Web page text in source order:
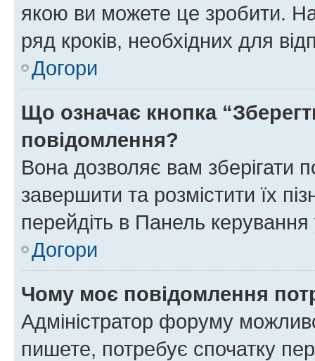
якою ви можете це зробити.
ряд кроків, необхідних для
Догори
Що означає кнопка
повідомлення?
Вона дозволяє вам зберігати
завершити та розмістити їх
перейдіть в Панель керування
Догори
Чому моє повідомлення
Адміністратор форуму
пишете, потребує спочатку